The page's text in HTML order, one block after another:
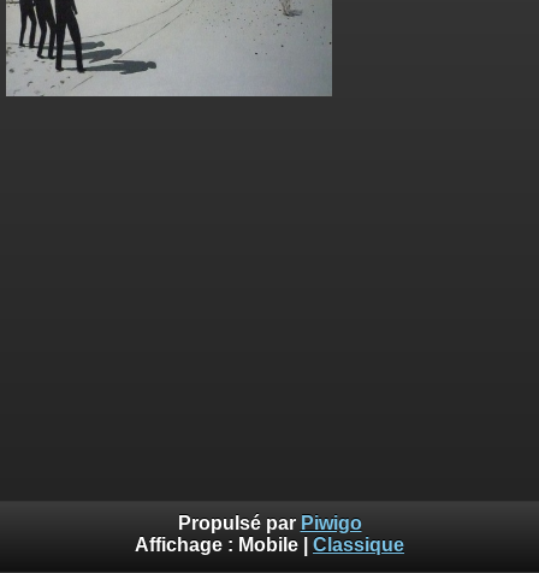
Propulsé par Piwigo
Affichage : Mobile Classique